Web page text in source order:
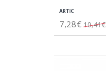
ARTIC
7,28€ 10,41€